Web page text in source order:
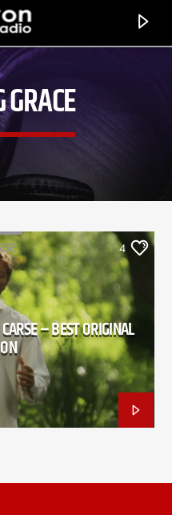
!
4
– BEST ORIGINAL